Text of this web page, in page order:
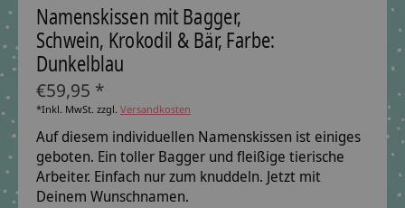
Namenskissen mit Bagger,
Schwein, Krokodil & Bär, Farbe:
Dunkelblau
€59,95 *
*Inkl. MwSt. zzgl. Versandkosten
Auf diesem individuellen Namenskissen ist einiges
geboten. Ein toller Bagger und fleißige tierische
Arbeiter. Einfach nur zum knuddeln. Jetzt mit
Deinem Wunschnamen.